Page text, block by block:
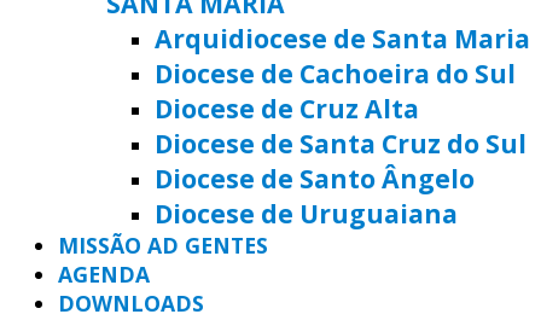
Arquidiocese de Santa Maria
Diocese de Cachoeira do Sul
Diocese de Cruz Alta
Diocese de Santa Cruz do Sul
Diocese de Santo Ângelo
Diocese de Uruguaiana
MISSÃO AD GENTES
AGENDA
DOWNLOADS